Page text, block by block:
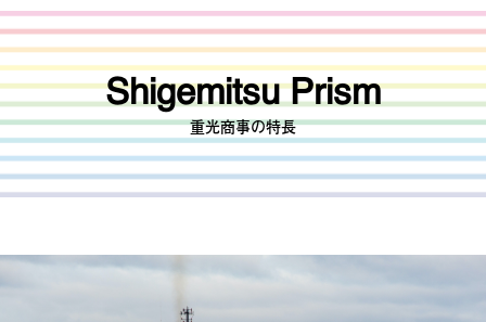
トップ
タオル事業
Shigemitsu Prism
重光商事の特長